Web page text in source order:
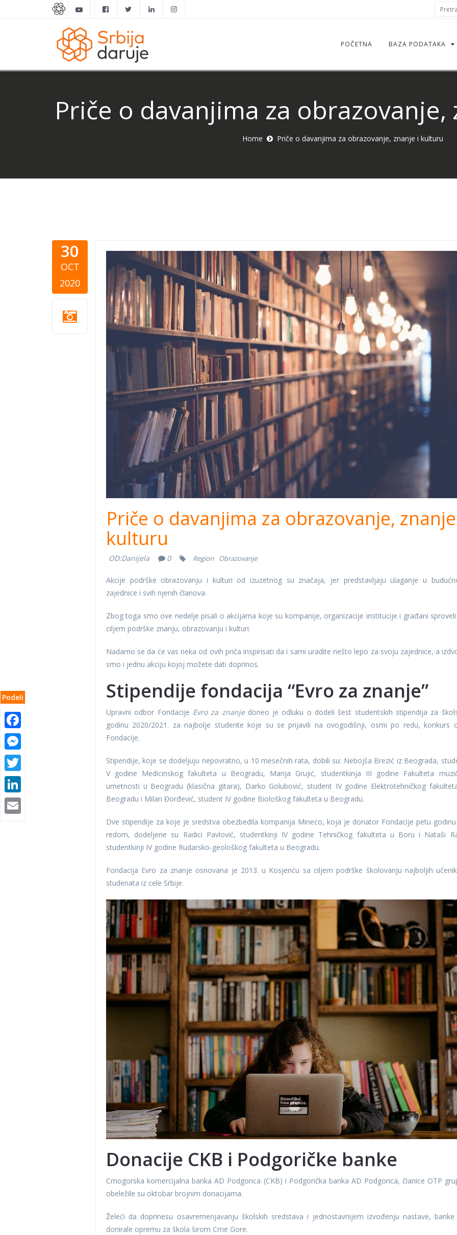
POČETNA BAZA PODATAKA
Priče o davanjima za
Home Priče o davanjima za obrazovanje, znanje i kulturu
30
OCT
2020
Podeli
donacije-znanje-obrazovanje-
kultura.jpg
Priče o davanjima za obrazovanje,
kulturu
OD:Danijela 0 Region Obrazovanje
Akcije podrške obrazovanju i kulturi od izuzetnog su značaja, jer predstavljaju ulaganje u
zajednice i svih njenih članova.
Zbog toga smo ove nedelje pisali o akcijama koje su kompanije, organizacije institucije i građani
ciljem podrške znanju, obrazovanju i kulturi.
Nadamo se da će vas neka od ovih priča inspirisati da i sami uradite nešto lepo za svoju zajednice, a
smo i jednu akciju kojoj možete dati doprinos.
Stipendije fondacija “Evro za znanje”
Upravni odbor Fondacije Evro za znanjedoneo je odluku o dodeli šest studentskih stipendija za
godinu 2020/2021. za najbolje studente koje su se prijavili na ovogodišnji, osmi po redu, konkurs
Fondacije.
Stipendije, koje se dodeljuju nepovratno, u 10 mesečnih rata, dobili su: Nebojša Brezić iz Beograda,
V godine Medicinskog fakulteta u Beogradu, Marija Grujić, studentkinja III godine Fakulteta
umetnosti u Beogradu (klasična gitara), Darko Golubović, student IV godine Elektrotehničkog
Beogradu i Milan Đorđević, student IV godine Biološkog fakulteta u Beogradu.
Dve stipendije za koje je sredstva obezbedila kompanija Mineco, koja je donator Fondacije petu
redom, dodeljene su Radici Pavlović, studentkinji IV godine Tehničkog fakulteta u Boru i Nataši
studentkinji IV godine Rudarsko-geološkog fakulteta u Beogradu.
Fondacija Evro za znanje osnovana je 2013. u Kosjeriću sa ciljem podrške školovanju najboljih
studenata iz cele Srbije.
Donacije CKB i Podgoričke banke
Crnogorska komercijalna banka AD Podgorica (CKB) i Podgorička banka AD Podgorica, članice OTP
obeležile su oktobar brojnim donacijama.
Želeći da doprinesu osavremenjavanju školskih sredstava i jednostavnijem izvođenju nastave, banke
donirale opremu za škola širom Crne Gore.